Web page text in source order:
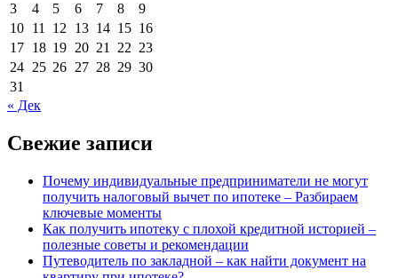
3
4 5 6 7 8
9
10 11 12 13 14 15 16
17 18 19 20 21 22 23
24 25 26 27 28 29 30
31
« Дек
Свежие записи
Почему индивидуальные предприниматели не могут
получить налоговый вычет по ипотеке – Разбираем
ключевые моменты
Как получить ипотеку с плохой кредитной историей –
полезные советы и рекомендации
Путеводитель по закладной – как найти документ на